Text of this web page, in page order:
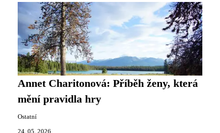
Annet Charitonová: Příběh ženy, která
mění pravidla hry
Ostatní
24. 05. 2026